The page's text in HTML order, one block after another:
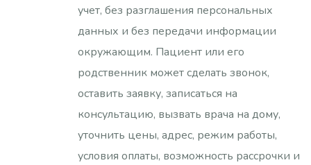
учет, без разглашения персональных
данных и без передачи информации
окружающим. Пациент или его
родственник может сделать звонок,
оставить заявку, записаться на
консультацию, вызвать врача на дому,
уточнить цены, адрес, режим работы,
условия оплаты, возможность рассрочки и